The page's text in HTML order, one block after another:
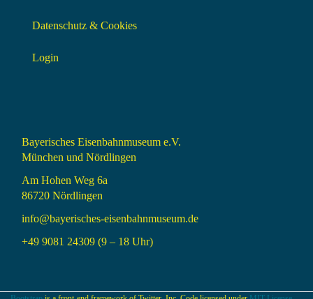
Datenschutz & Cookies
Login
Bayerisches Eisenbahnmuseum e.V.
München und Nördlingen
Am Hohen Weg 6a
86720 Nördlingen
info@bayerisches-eisenbahnmuseum.de
+49 9081 24309 (9 – 18 Uhr)